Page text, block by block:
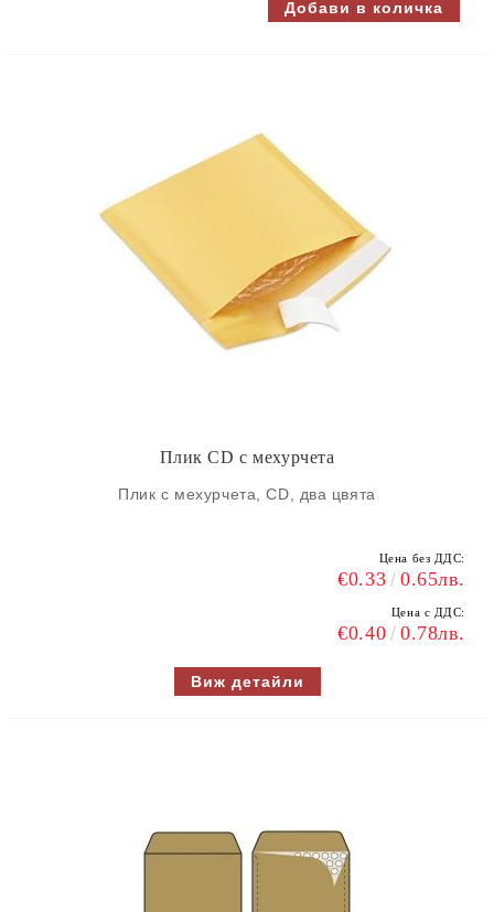
Плик CD с мехурчета
Плик с мехурчета, CD, два цвята
Цена без ДДС:
€0.33 0.65лв.
Цена с ДДС:
€0.40 0.78лв.
Виж детайли